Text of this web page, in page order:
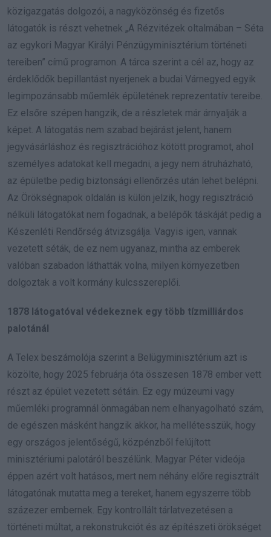
közigazgatás dolgozói, a nagyközönség és fizetős
látogatók is részt vehetnek „A Rézvitézek oltalmában – Séta
az egykori Magyar Királyi Pénzügyminisztérium történeti
tereiben” című programon. A tárca szerint a cél az, hogy az
érdeklődők bepillantást nyerjenek a budai Várnegyed egyik
legimpozánsabb műemlék épületének reprezentatív tereibe.
Ez elsőre szépen hangzik, de a részletek már árnyalják a
képet. A látogatás nem szabad bejárást jelent, hanem
jegyvásárláshoz és regisztrációhoz kötött programot, ahol
személyes adatokat kell megadni, a jegy nem átruházható,
az épületbe pedig biztonsági ellenőrzés után lehet belépni.
Az Örökségnapok oldalán is külön jelzik, hogy regisztráció
nélküli látogatókat nem fogadnak, a belépők táskáját pedig a
Készenléti Rendőrség átvizsgálja. Vagyis igen, vannak
vezetett séták, de ez nem ugyanaz, mintha az emberek
valóban szabadon láthatták volna, milyen környezetben
dolgoztak a volt kormány kulcsszereplői.
1878 látogatóval védekeznek egy több tízmilliárdos
palotánál
A Telex beszámolója szerint a Belügyminisztérium azt is
közölte, hogy 2025 februárja óta összesen 1878 ember vett
részt az épület vezetett sétáin. Ez egy múzeumi vagy
műemléki programnál önmagában nem elhanyagolható szám,
de egészen másként hangzik akkor, ha mellétesszük, hogy
egy országos jelentőségű, közpénzből felújított
minisztériumi palotáról beszélünk. Magyar Péter videója
éppen azért volt hatásos, mert nem néhány előre regisztrált
látogatónak mutatta meg a tereket, hanem egyszerre több
százezer embernek. Egy kontrollált tárlatvezetésen a
történeti múltat, a rekonstrukciót és az építészeti örökséget